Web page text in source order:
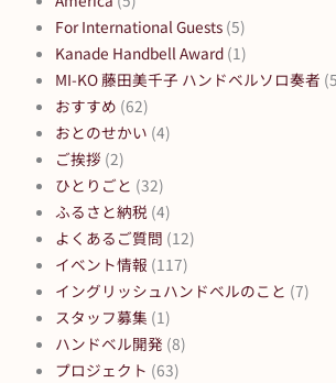
For International Guests (5)
Kanade Handbell Award (1)
MI-KO 藤田美千子 ハンドベルソロ奏者
おすすめ (62)
おとのせかい (4)
ご挨拶 (2)
ひとりごと (32)
ふるさと納税 (4)
よくあるご質問 (12)
イベント情報 (117)
イングリッシュハンドベルのこと (7)
スタッフ募集 (1)
ハンドベル開発 (8)
プロジェクト (63)